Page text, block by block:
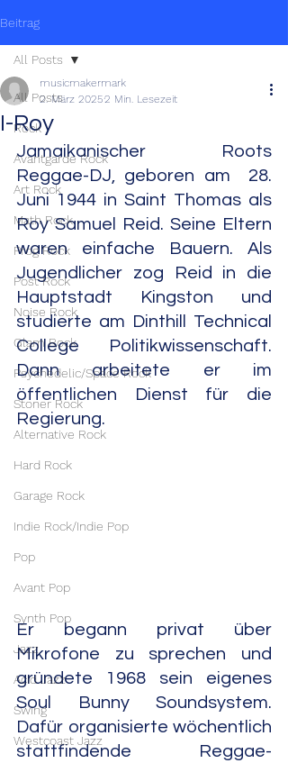
Beitrag
All Posts
Rock
Avantgarde Rock
Art Rock
Math Rock
Prog Rock
Post Rock
Noise Rock
Glam Rock
Psychedelic/Space Rock
Stoner Rock
Alternative Rock
Hard Rock
Garage Rock
Indie Rock/Indie Pop
Pop
Avant Pop
Synth Pop
Jazz
Acid Jazz
Swing
Westcoast Jazz
All Posts
I-Roy
musicmakermark
2. März 20252 Min. Lesezeit
Jamaikanischer Roots
Reggae-DJ, geboren am  28.
Juni 1944 in Saint Thomas als
Roy Samuel Reid. Seine Eltern
waren einfache Bauern. Als
Jugendlicher zog Reid in die
Hauptstadt Kingston und
studierte am Dinthill Technical
College Politikwissenschaft.
Dann arbeitete er im
öffentlichen Dienst für die
Regierung.
Er begann privat über
Mikrofone zu sprechen und
gründete 1968 sein eigenes
Soul Bunny Soundsystem.
Dafür organisierte wöchentlich
stattfindende Reggae-